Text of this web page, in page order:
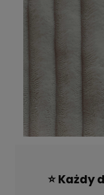
⭐ Każdy